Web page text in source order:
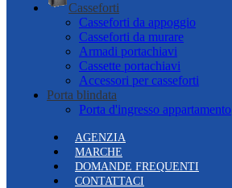
Casseforti
Casseforti da appoggio
Casseforti da murare
Armadi portachiavi
Cassette portachiavi
Accessori per casseforti
Porta blindata
Porta d'ingresso appartamento
AGENZIA
MARCHE
DOMANDE FREQUENTI
CONTATTACI